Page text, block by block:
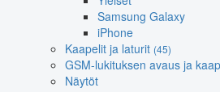
Samsung Galaxy
iPhone
Kaapelit ja laturit (45)
GSM-lukituksen avaus ja
Näytöt